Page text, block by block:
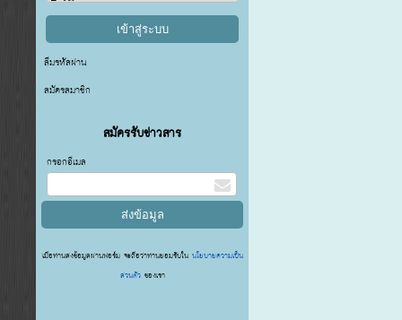
ลืมรหัสผ่าน
สมัครสมาชิก
สมัครรับข่าวสาร
กรอกอีเมล
เมื่อท่านส่งข้อมูลผ่านฟอร์ม จะถือว่าท่านยอมรับในนโยบายความเป็น
ส่วนตัว ของเรา